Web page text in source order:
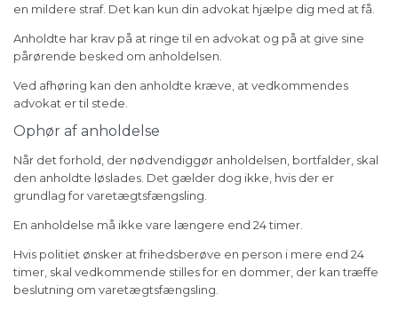
en mildere straf. Det kan kun din advokat hjælpe dig med at få.
Anholdte har krav på at ringe til en advokat og på at give sine
pårørende besked om anholdelsen.
Ved afhøring kan den anholdte kræve, at vedkommendes
advokat er til stede.
Ophør af anholdelse
Når det forhold, der nødvendiggør anholdelsen, bortfalder, skal
den anholdte løslades. Det gælder dog ikke, hvis der er
grundlag for varetægtsfængsling.
En anholdelse må ikke vare længere end 24 timer.
Hvis politiet ønsker at frihedsberøve en person i mere end 24
timer, skal vedkommende stilles for en dommer, der kan træffe
beslutning om varetægtsfængsling.